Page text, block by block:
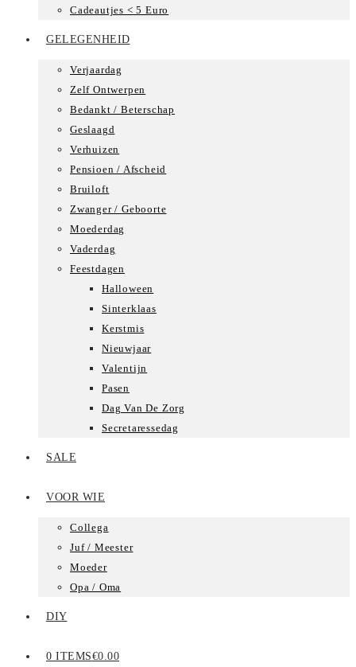
Cadeautjes < 5 Euro
GELEGENHEID
Verjaardag
Zelf Ontwerpen
Bedankt / Beterschap
Geslaagd
Verhuizen
Pensioen / Afscheid
Bruiloft
Zwanger / Geboorte
Moederdag
Vaderdag
Feestdagen
Halloween
Sinterklaas
Kerstmis
Nieuwjaar
Valentijn
Pasen
Dag Van De Zorg
Secretaressedag
SALE
VOOR WIE
Collega
Juf / Meester
Moeder
Opa / Oma
DIY
0 ITEMS€0.00